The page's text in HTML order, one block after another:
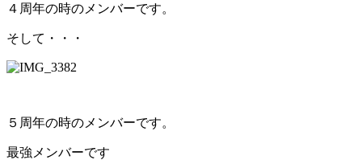
４周年の時のメンバーです。
そして・・・
５周年の時のメンバーです。
最強メンバーです